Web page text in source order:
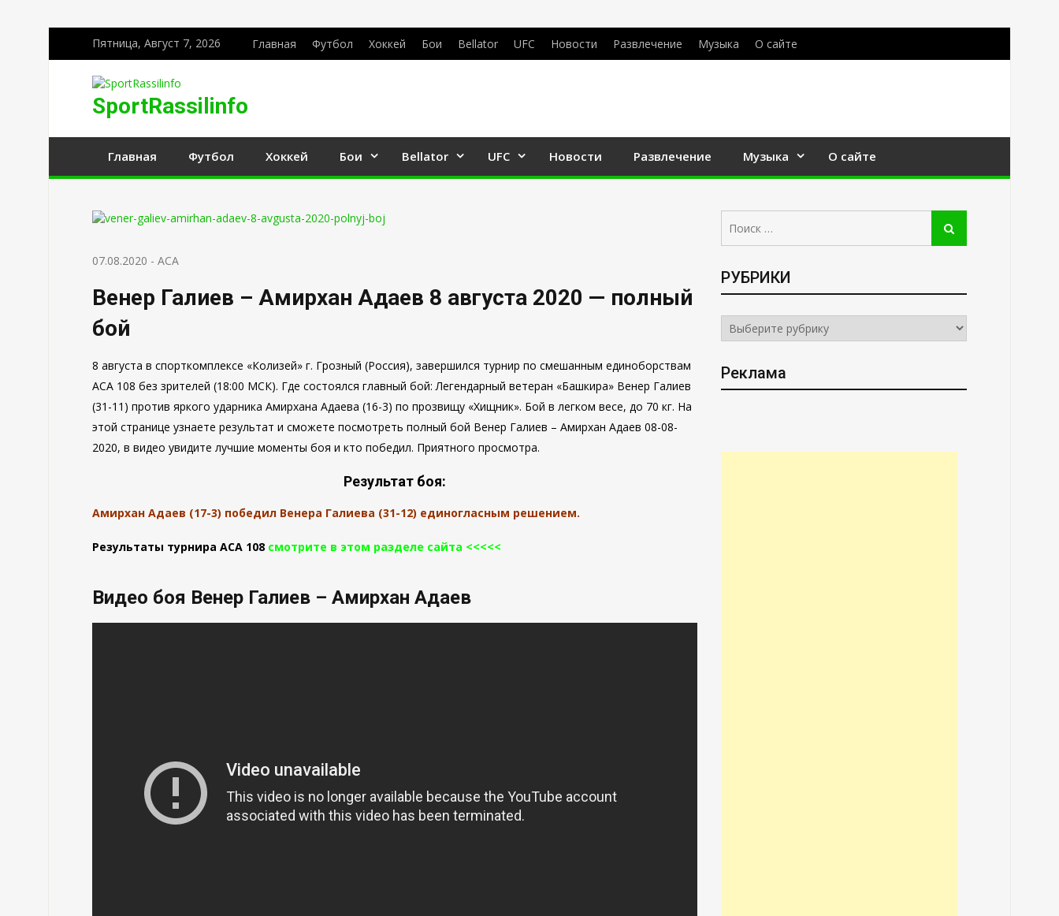
Пятница, Август 7, 2026 Главная Футбол Хоккей Бои Bellator UFC Новости Развлечение Музыка О сайте
SportRassilinfo
Главная Футбол Хоккей Бои Bellator UFC Новости Развлечение Музыка О сайте
07.08.2020 - ACA
Венер Галиев – Амирхан Адаев 8 августа 2020 — полный
бой
8 августа в спорткомплексе «Колизей» г. Грозный (Россия), завершился турнир по смешанным единоборствам
АСА 108 без зрителей (18:00 МСК). Где состоялся главный бой: Легендарный ветеран «Башкира» Венер Галиев
(31-11) против яркого ударника Амирхана Адаева (16-3) по прозвищу «Хищник». Бой в легком весе, до 70 кг. На
этой странице узнаете результат и сможете посмотреть полный бой Венер Галиев – Амирхан Адаев 08-08-
2020, в видео увидите лучшие моменты боя и кто победил. Приятного просмотра.
Результат боя:
Амирхан Адаев (17-3) победил Венера Галиева (31-12) единогласным решением.
Результаты турнира АСА 108 смотрите в этом разделе сайта <<<<<
Видео боя Венер Галиев – Амирхан Адаев
Поиск
РУБРИКИ
РУБРИКИ
Реклама